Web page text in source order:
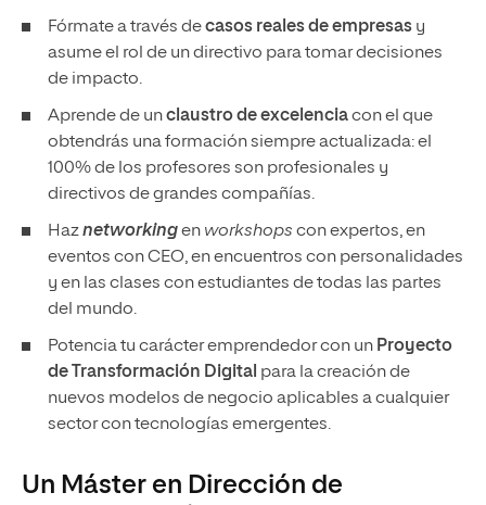
Fórmate a través decasos reales de empresas y
asume el rol de un directivo para tomar decisiones
de impacto.
Aprende de unclaustro de excelenciacon el que
obtendrás una formación siempre actualizada: el
100% de los profesores son profesionales y
directivos de grandes compañías.
Haznetworkingen workshops con expertos, en
eventos con CEO, en encuentros con personalidades
y en las clases con estudiantes de todas las partes
del mundo.
Potencia tu carácter emprendedor con un Proyecto
de Transformación Digital para la creación de
nuevos modelos de negocio aplicables a cualquier
sector con tecnologías emergentes.
Un Máster en Dirección de